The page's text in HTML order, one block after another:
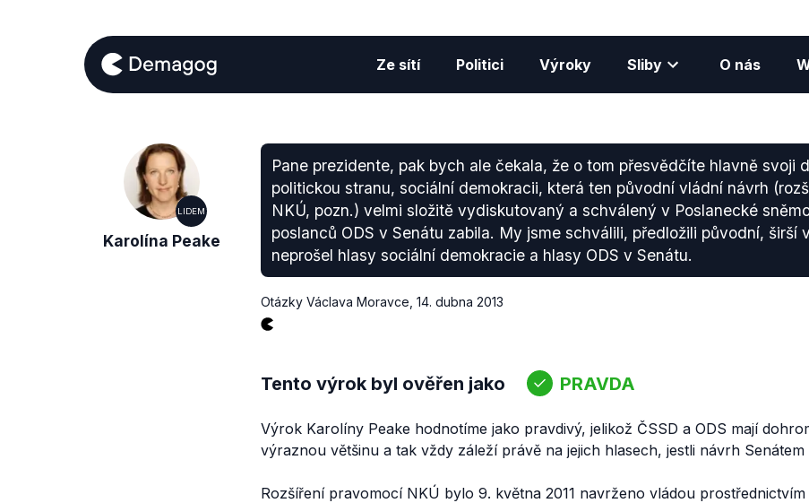
Ze sítí Politici Výroky Sliby O nás
LIDEM
Karolína Peake
Pane prezidente, pak bych ale čekala, že o tom přesvědčíte hlavně svoji
politickou stranu, sociální demokracii, která ten původní vládní návrh
NKÚ, pozn.) velmi složitě vydiskutovaný a schválený v Poslanecké
poslanců ODS v Senátu zabila. My jsme schválili, předložili původní, širší
neprošel hlasy sociální demokracie a hlasy ODS v Senátu.
Otázky Václava Moravce 14. dubna 2013
Tento výrok byl ověřen jako PRAVDA
Výrok Karolíny Peake hodnotíme jako pravdivý, jelikož ČSSD a ODS mají
výraznou většinu a tak vždy záleží právě na jejich hlasech, jestli návrh
Rozšíření pravomocí NKÚ bylo 9. května 2011 navrženo vládou